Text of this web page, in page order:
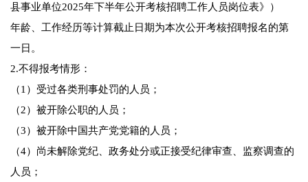
县事业单位2025年下半年公开考核招聘工作人员岗位表》）
年龄、工作经历等计算截止日期为本次公开考核招聘报名的第
一日。
2.不得报考情形：
（1）受过各类刑事处罚的人员；
（2）被开除公职的人员；
（3）被开除中国共产党党籍的人员；
（4）尚未解除党纪、政务处分或正接受纪律审查、监察调查的
人员；